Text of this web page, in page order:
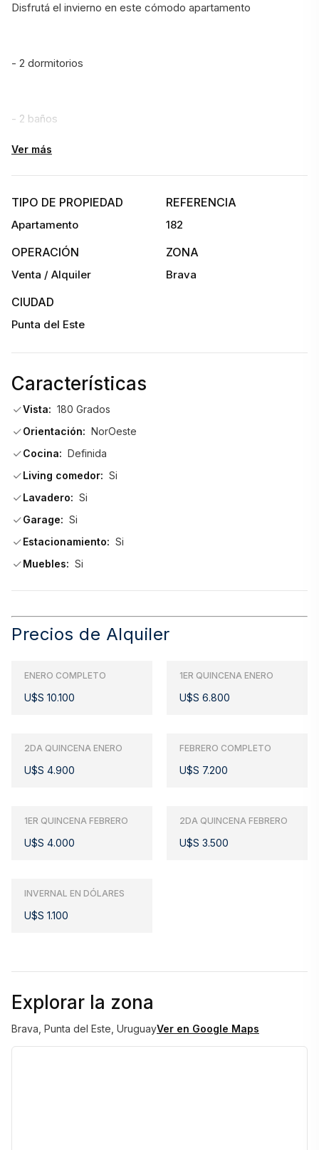
Disfrutá el invierno en este cómodo apartamento
- 2 dormitorios
- 2 baños
- Living-comedor amplio y luminoso
- Cocina definida equipada
- Garage
- Piscinas: interior climatizada y exterior con solárium
básquet, cancha de futbol, gimnasio, sala de juegos para
niños y adolescentes, y sala de adultos
- Espacios sociales: 9 parrilleros equipados, business
- Servicio de Playa
- Conserjería 24 hs, central telefónica y cocheras
individuales
Una oportunidad perfecta para vivir Punta del Este con
Ver más
TIPO DE PROPIEDAD
Apartamento
REFERENCIA
182
OPERACIÓN
Venta / Alquiler
ZONA
Brava
CIUDAD
Punta del Este
Características
Vista: 180 Grados
Orientación: NorOeste
Cocina: Definida
Living comedor: Si
Lavadero: Si
Garage: Si
Estacionamiento: Si
Muebles: Si
Precios de Alquiler
ENERO COMPLETO
U$S 10.100
1ER QUINCENA ENERO
U$S 6.800
2DA QUINCENA ENERO
U$S 4.900
FEBRERO COMPLETO
U$S 7.200
1ER QUINCENA FEBRERO
U$S 4.000
2DA QUINCENA FEBRERO
U$S 3.500
INVERNAL EN DÓLARES
U$S 1.100
Explorar la zona
Brava, Punta del Este, UruguayVer en Google Maps